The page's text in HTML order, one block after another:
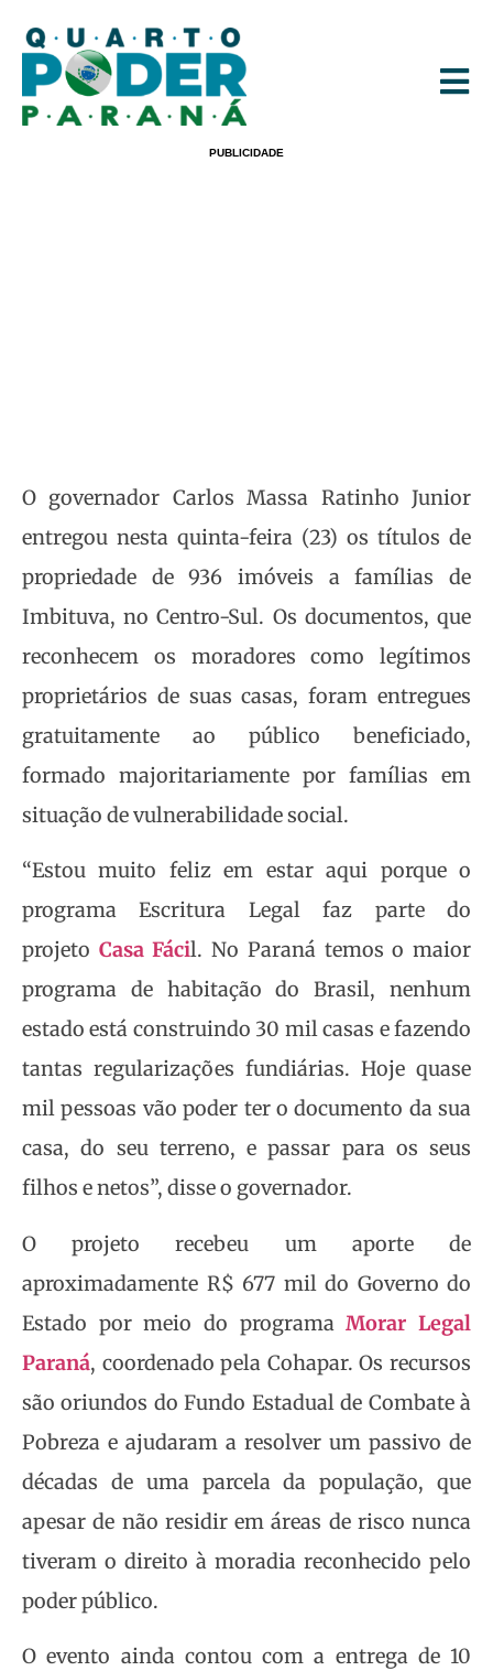
PUBLICIDADE
O governador Carlos Massa Ratinho Junior
entregou nesta quinta-feira (23) os títulos de
propriedade de 936 imóveis a famílias de
Imbituva, no Centro-Sul. Os documentos, que
reconhecem os moradores como legítimos
proprietários de suas casas, foram entregues
gratuitamente ao público beneficiado,
formado majoritariamente por famílias em
situação de vulnerabilidade social.
“Estou muito feliz em estar aqui porque o
programa Escritura Legal faz parte do
projeto Casa Fácil. No Paraná temos o maior
programa de habitação do Brasil, nenhum
estado está construindo 30 mil casas e fazendo
tantas regularizações fundiárias. Hoje quase
mil pessoas vão poder ter o documento da sua
casa, do seu terreno, e passar para os seus
filhos e netos”, disse o governador.
O projeto recebeu um aporte de
aproximadamente R$ 677 mil do Governo do
Estado por meio do programaMorar Legal
Paraná, coordenado pela Cohapar. Os recursos
são oriundos do Fundo Estadual de Combate à
Pobreza e ajudaram a resolver um passivo de
décadas de uma parcela da população, que
apesar de não residir em áreas de risco nunca
tiveram o direito à moradia reconhecido pelo
poder público.
O evento ainda contou com a entrega de 10